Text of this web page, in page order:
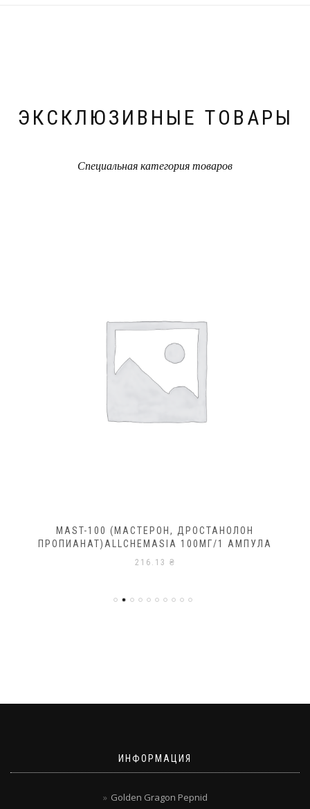
ЭКСКЛЮЗИВНЫЕ ТОВАРЫ
Специальная категория товаров
MAST-100 (МАСТЕРОН, ДРОСТАНОЛОН
ПРОПИАНАТ)ALLCHEMASIA 100МГ/1 АМПУЛА
216.13 ₴
ИНФОРМАЦИЯ
Golden Gragon Pepnid